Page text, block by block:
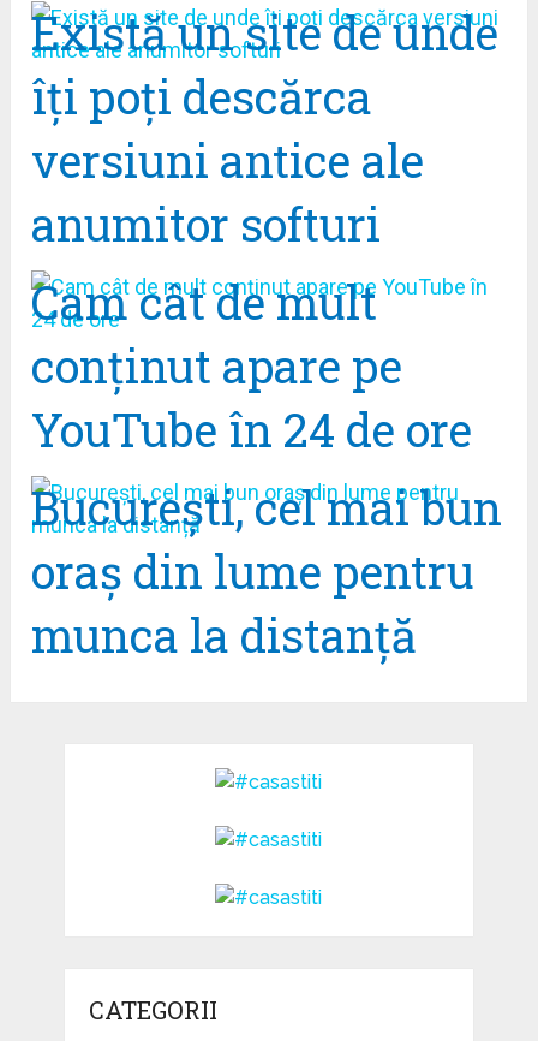
Există un site de unde
îți poți descărca
versiuni antice ale
anumitor softuri
Cam cât de mult
conținut apare pe
YouTube în 24 de ore
București, cel mai bun
oraș din lume pentru
munca la distanță
CATEGORII